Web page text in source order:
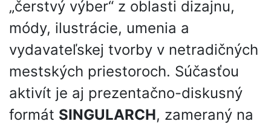
„čerstvý výber“ z oblasti dizajnu,
módy, ilustrácie, umenia a
vydavateľskej tvorby v netradičných
mestských priestoroch. Súčasťou
aktivít je aj prezentačno-diskusný
formát SINGULARCH, zameraný na